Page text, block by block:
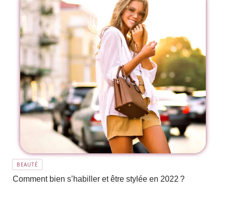
BEAUTÉ
Comment bien s’habiller et être stylée en 2022 ?